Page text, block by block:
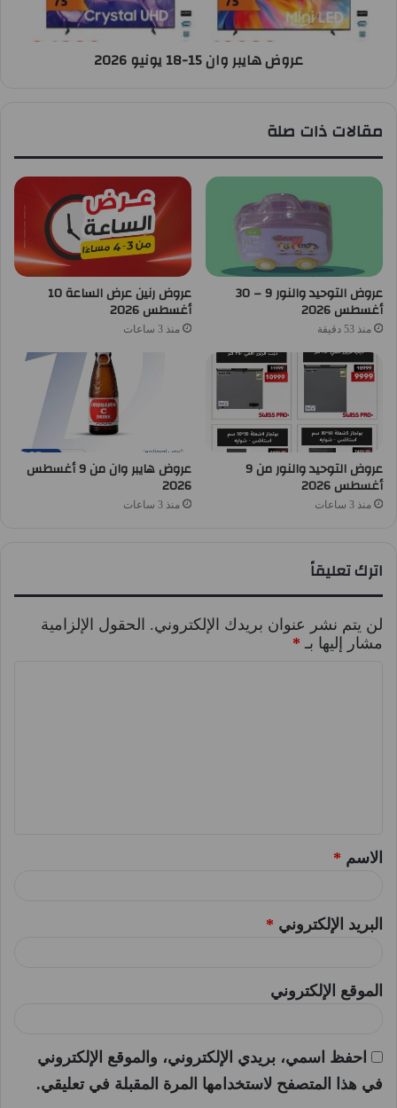
عروض هايبر وان 15-18 يونيو 2026
مقالات ذات صلة
عروض التوحيد والنور 9 – 30
أغسطس 2026
منذ 53 دقيقة
عروض رنين عرض الساعة 10
أغسطس 2026
منذ 3 ساعات
عروض التوحيد والنور من 9
أغسطس 2026
منذ 3 ساعات
عروض هايبر وان من 9 أغسطس
2026
منذ 3 ساعات
اترك تعليقاً
لن يتم نشر عنوان بريدك الإلكتروني.
الحقول الإلزامية
مشار إليها بـ *
*الاسم *
البريد الإلكتروني *
الموقع الإلكتروني
احفظ اسمي، بريدي الإلكتروني، والموقع الإلكتروني
في هذا المتصفح لاستخدامها المرة المقبلة في تعليقي.